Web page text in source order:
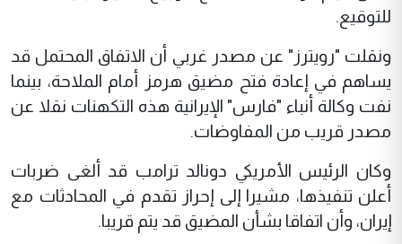
للتوقيع.
ونقلت "رويترز" عن مصدر غربي أن الاتفاق المحتمل قد
يساهم في إعادة فتح مضيق هرمز أمام الملاحة، بينما
نفت وكالة أنباء "فارس" الإيرانية هذه التكهنات نقلا عن
مصدر قريب من المفاوضات.
وكان الرئيس الأمريكي دونالد ترامب قد ألغى ضربات
أعلن تنفيذها، مشيرا إلى إحراز تقدم في المحادثات مع
إيران، وأن اتفاقا بشأن المضيق قد يتم قريبا.